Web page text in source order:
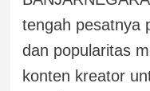
tengah pesatnya
dan popularitas
konten kreator